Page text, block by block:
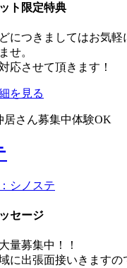
ト限定特典
につきましてはお気軽
せ。
応させて頂きます！
を見る
居さん募集中体験OK
セージ
量募集中！！
に出張面接いきますの